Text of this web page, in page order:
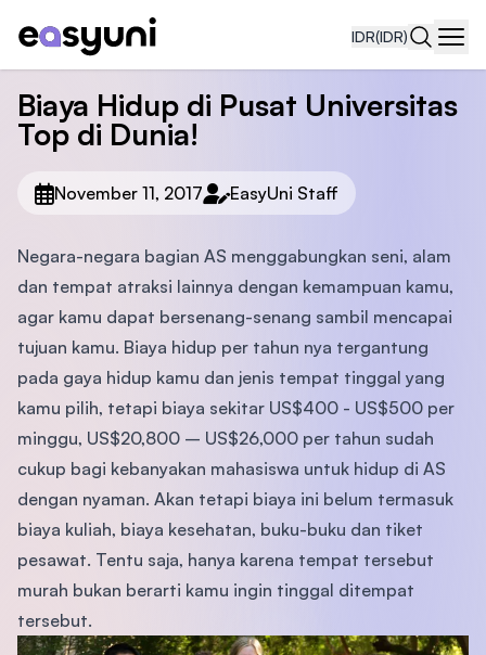
IDR(IDR)
Biaya Hidup di Pusat Universitas
Top di Dunia!
November 11, 2017 EasyUni Staff
Negara-negara bagian AS menggabungkan seni, alam
dan tempat atraksi lainnya dengan kemampuan kamu,
agar kamu dapat bersenang-senang sambil mencapai
tujuan kamu. Biaya hidup per tahun nya tergantung
pada gaya hidup kamu dan jenis tempat tinggal yang
kamu pilih, tetapi biaya sekitar US$400 - US$500 per
minggu, US$20,800 – US$26,000 per tahun sudah
cukup bagi kebanyakan mahasiswa untuk hidup di AS
dengan nyaman. Akan tetapi biaya ini belum termasuk
biaya kuliah, biaya kesehatan, buku-buku dan tiket
pesawat. Tentu saja, hanya karena tempat tersebut
murah bukan berarti kamu ingin tinggal ditempat
tersebut.